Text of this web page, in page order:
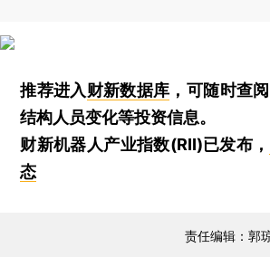
推荐进入财新数据库 ，可随时查
结构人员变化等投资信息。
财新机器人产业指数(RII)已发布，
态
责任编辑：郭